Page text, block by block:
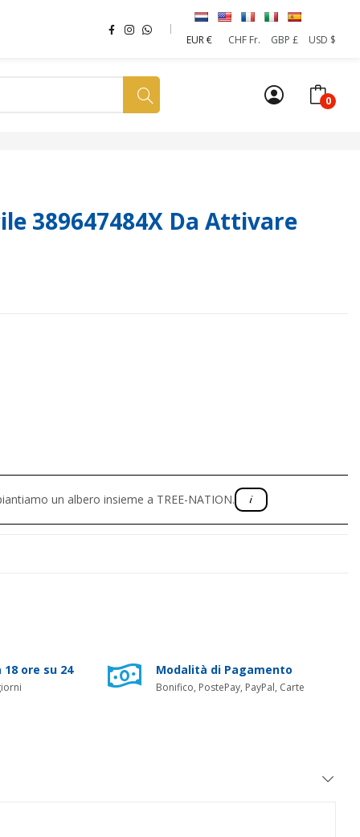
EUR €
CHF Fr. GBP £ USD $
0
389647484X Da Attivare
un albero insieme a TREE-NATION.
ore su 24 Modalità di Pagamento
Bonifico, PostePay, PayPal, Carte